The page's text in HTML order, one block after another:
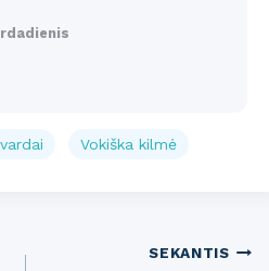
Vokiška kilmė
SEKANTIS